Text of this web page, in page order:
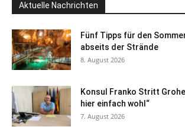
Aktuelle Nachrichten
Fünf Tipps für den
abseits der Strände
8. August 2026
Konsul Franko Stritt
hier einfach wohl“
7. August 2026